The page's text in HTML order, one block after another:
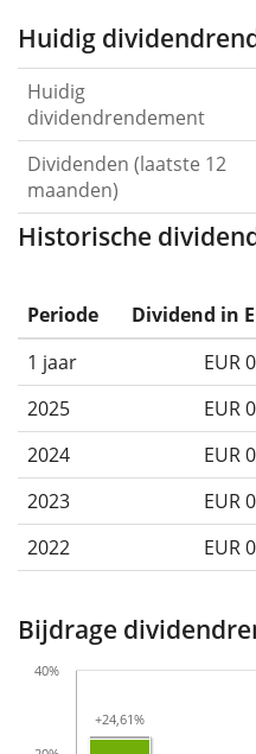
Huidig
Huidig
dividendrendement
Dividenden (laatste 12
maanden)
Historische
Periode Dividend in
1 jaar
EUR
2025
EUR
2024
EUR
2023
EUR
2022
EUR
Bijdrage
+24,61%
+24,61%
40%